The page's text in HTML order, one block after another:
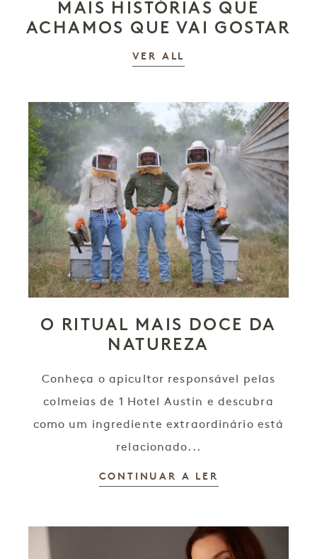
MAIS HISTÓRIAS QUE
ACHAMOS QUE VAI GOSTAR
VER ALL
O RITUAL MAIS DOCE DA
NATUREZA
Conheça o apicultor responsável pelas
colmeias de 1 Hotel Austin e descubra
como um ingrediente extraordinário está
relacionado...
CONTINUAR A LER